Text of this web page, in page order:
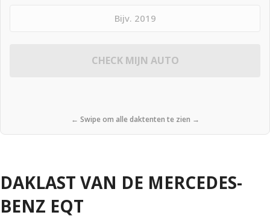
CHECK MIJN AUTO
← Swipe om alle daktenten te zien →
DAKLAST VAN DE MERCEDES-
BENZ EQT